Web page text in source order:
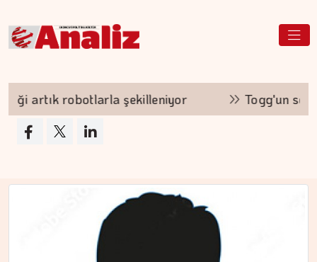
Togg'un servis ağı hızla büyüyor
Çıkış kapısında kuyruk…